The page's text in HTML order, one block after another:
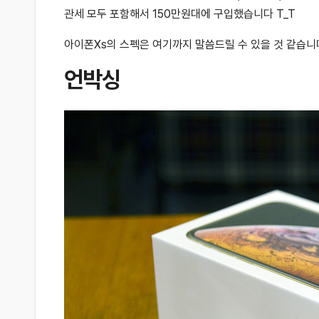
관세 모두 포함해서 150만원대에 구입했습니다 T_T
아이폰Xs의 스펙은 여기까지 말씀드릴 수 있을 것 같습니
언박싱